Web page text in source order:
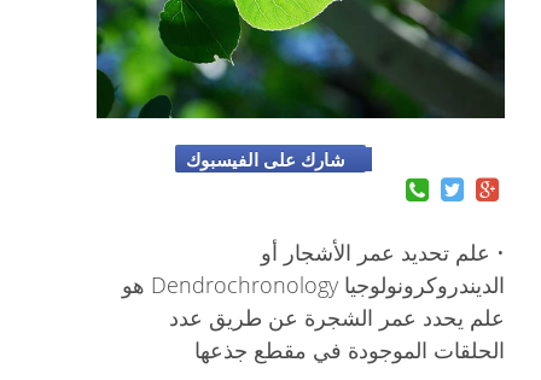
شارك على الفيسبوك
• علم تحديد عمر الأشجار أو
الديندروكرونولوجيا Dendrochronology هو
علم يحدد عمر الشجرة عن طريق عدد
الحلقات الموجودة في مقطع جذعها